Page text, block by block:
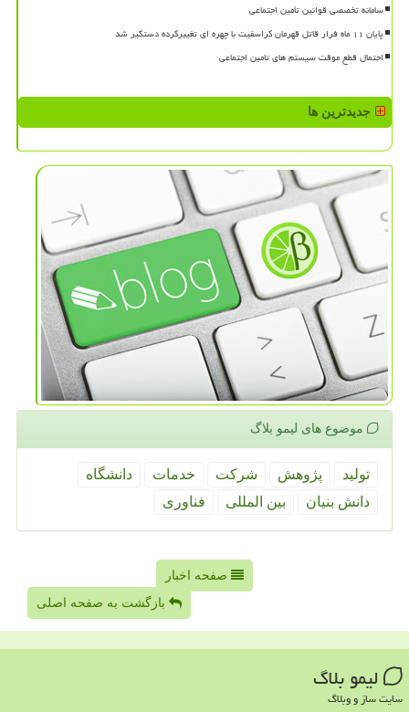
سامانه تخصصی قوانین تأمین اجتماعی
پایان ۱۱ ماه فرار قاتل قهرمان کراسفیت با چهره ای تغییرکرده دستگیر شد
احتمال قطع موقت سیستم های تامین اجتماعی
جدیدترین ها
موضوع های لیمو بلاگ
تولید پژوهش شركت خدمات
دانشگاه
دانش بنیان
بین المللی فناوری
صفحه اخبار
بازگشت به صفحه اصلی
لیمو بلاگ
سایت ساز و وبلاگ